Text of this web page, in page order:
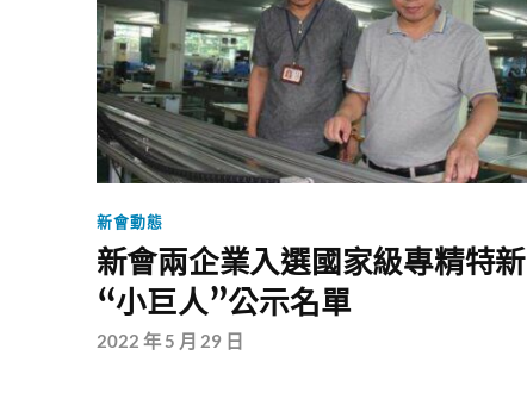
新會動態
新會兩企業入選國家級專精特新
“小巨人”公示名單
2022 年 5 月 29 日